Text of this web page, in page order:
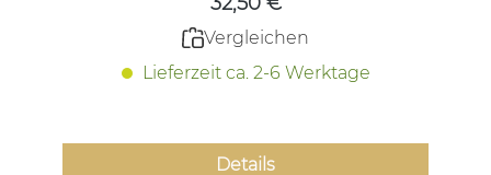
Vergleichen
Lieferzeit ca. 2-6 Werktage
Details